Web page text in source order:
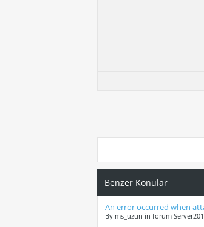
Benzer Konular
An error occurred when
By ms_uzun in forum